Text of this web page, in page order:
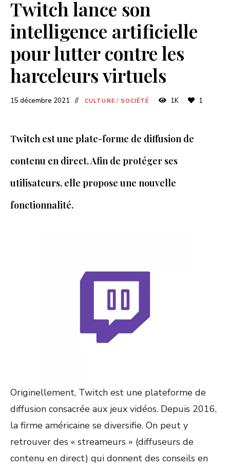
Twitch lance son
intelligence artificielle
pour lutter contre les
harceleurs virtuels
15 décembre 2021 CULTURE / SOCIÉTÉ 1K 1
Twitch est une plate-forme de diffusion de
contenu en direct. Afin de protéger ses
utilisateurs, elle propose une nouvelle
fonctionnalité.
Originellement, Twitch est une plateforme de
diffusion consacrée aux jeux vidéos. Depuis 2016,
la firme américaine se diversifie. On peut y
retrouver des « streameurs » (diffuseurs de
contenu en direct) qui donnent des conseils en